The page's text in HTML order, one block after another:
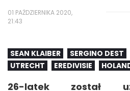
01 PAŹDZIERNIKA 2020,
21:43
SEAN KLAIBER SERGINO DEST
UTRECHT
EREDIVISIE
26-latek został